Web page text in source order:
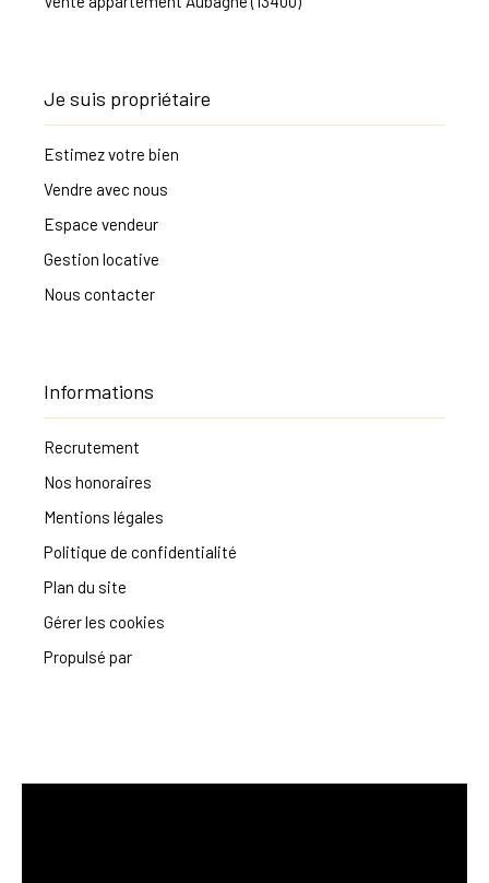
Je suis propriétaire
Estimez votre bien
Vendre avec nous
Espace vendeur
Gestion locative
Nous contacter
Informations
Recrutement
Nos honoraires
Mentions légales
Politique de confidentialité
Plan du site
Gérer les cookies
Propulsé par